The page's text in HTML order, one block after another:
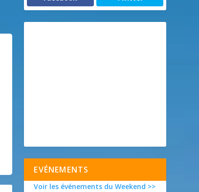
EVÉNEMENTS
Voir les événements du Weekend >>